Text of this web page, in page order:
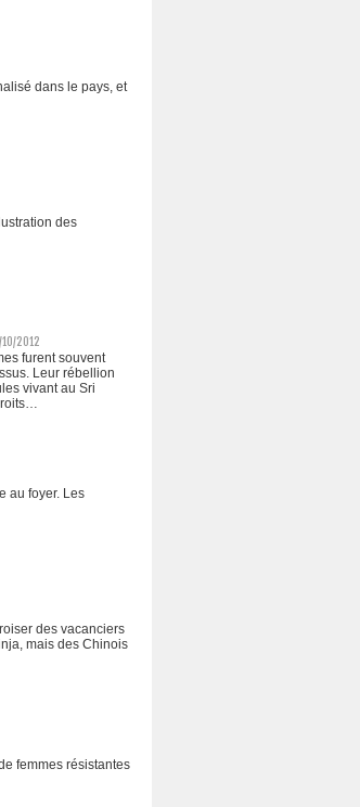
dans le pays, et
des
10/2012
furent souvent
Leur rébellion
vivant au Sri
au foyer. Les
des vacanciers
mais des Chinois
femmes résistantes